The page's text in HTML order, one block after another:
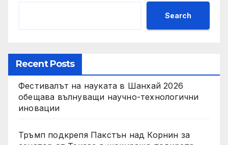
Search
Recent Posts
Фестивалът на науката в Шанхай 2026
обещава вълнуващи научно-технологични
иновации
Тръмп подкрепя Пакстън над Корнин за